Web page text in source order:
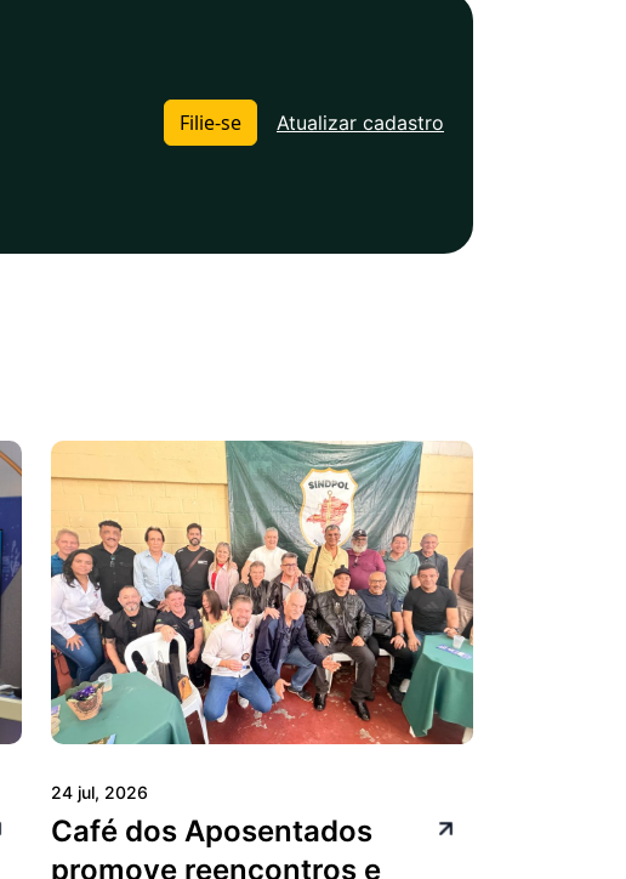
Filie-se Atualizar cadastro
24 jul, 2026
Café dos Aposentados
promove reencontros e